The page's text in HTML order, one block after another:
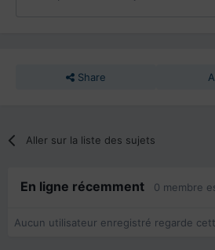
Share
Aller sur la liste des sujets
En ligne récemment 0 membre
Aucun utilisateur enregistré regarde